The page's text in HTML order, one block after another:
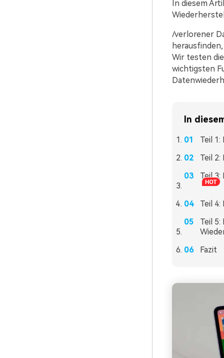
In diesem
/verlorener
Wir testen
wichtigsten
In
Teil
Teil
Teil
Teil
Teil
Fazit